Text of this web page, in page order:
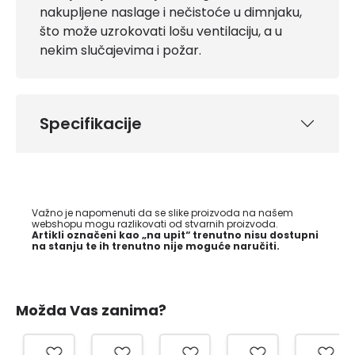
nakupljene naslage i nečistoće u dimnjaku,
što može uzrokovati lošu ventilaciju, a u
nekim slučajevima i požar.
Specifikacije
Važno je napomenuti da se slike proizvoda na našem
webshopu mogu razlikovati od stvarnih proizvoda.
Artikli označeni kao „na upit“ trenutno nisu dostupni
na stanju te ih trenutno nije moguće naručiti.
Možda Vas zanima?